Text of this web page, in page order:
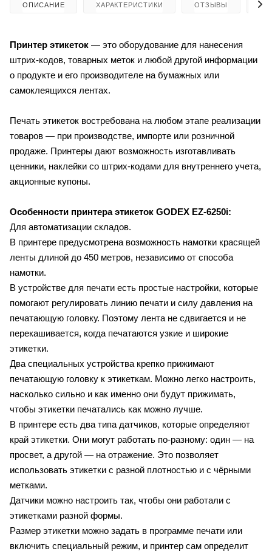
ОПИСАНИЕ ХАРАКТЕРИСТИКИ ОТЗЫВЫ
Принтер этикеток — это оборудование для нанесения
штрих-кодов, товарных меток и любой другой информации
о продукте и его производителе на бумажных или
самоклеящихся лентах.
Печать этикеток востребована на любом этапе реализации
товаров — при производстве, импорте или розничной
продаже. Принтеры дают возможность изготавливать
ценники, наклейки со штрих-кодами для внутреннего учета,
акционные купоны.
Особенности принтера этикеток GODEX EZ-6250i:
Для автоматизации складов.
В принтере предусмотрена возможность намотки красящей
ленты длиной до 450 метров, независимо от способа
намотки.
В устройстве для печати есть простые настройки, которые
помогают регулировать линию печати и силу давления на
печатающую головку. Поэтому лента не сдвигается и не
перекашивается, когда печатаются узкие и широкие
этикетки.
Два специальных устройства крепко прижимают
печатающую головку к этикеткам. Можно легко настроить,
насколько сильно и как именно они будут прижимать,
чтобы этикетки печатались как можно лучше.
В принтере есть два типа датчиков, которые определяют
край этикетки. Они могут работать по-разному: один — на
просвет, а другой — на отражение. Это позволяет
использовать этикетки с разной плотностью и с чёрными
метками.
Датчики можно настроить так, чтобы они работали с
этикетками разной формы.
Размер этикетки можно задать в программе печати или
включить специальный режим, и принтер сам определит